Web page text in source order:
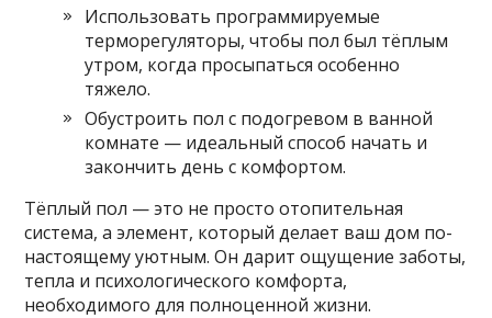
Использовать программируемые
терморегуляторы, чтобы пол был тёплым
утром, когда просыпаться особенно
тяжело.
Обустроить пол с подогревом в ванной
комнате — идеальный способ начать и
закончить день с комфортом.
Тёплый пол — это не просто отопительная
система, а элемент, который делает ваш дом по-
настоящему уютным. Он дарит ощущение заботы,
тепла и психологического комфорта,
необходимого для полноценной жизни.